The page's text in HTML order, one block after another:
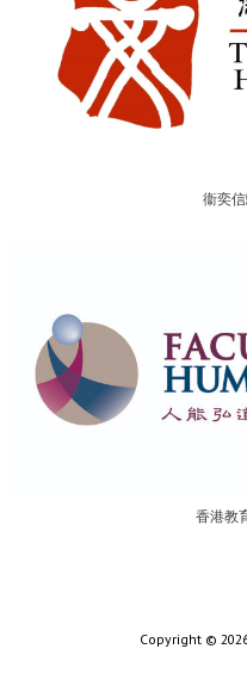
衞奕
香港教
Copyright ©